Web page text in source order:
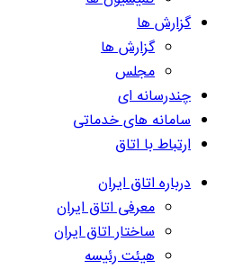
گزارش ها
گزارش ها
مجلس
چندرسانه ای
سامانه های خدماتی
ارتباط با اتاق
درباره اتاق ایران
معرفی اتاق ایران
ساختار اتاق ایران
هیئت رئیسه